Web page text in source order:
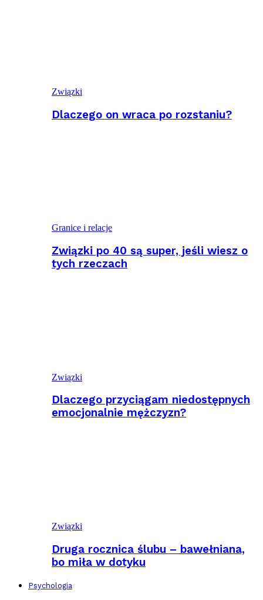
Związki
Dlaczego on wraca po rozstaniu?
Granice i relacje
Związki po 40 są super, jeśli wiesz o
tych rzeczach
Związki
Dlaczego przyciągam niedostępnych
emocjonalnie mężczyzn?
Związki
Druga rocznica ślubu – bawełniana,
bo miła w dotyku
Psychologia